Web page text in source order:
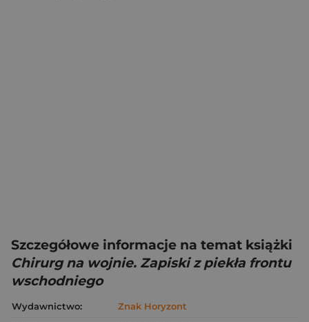
Szczegółowe informacje na temat książki
Chirurg na wojnie. Zapiski z piekła frontu
wschodniego
Wydawnictwo:
Znak Horyzont